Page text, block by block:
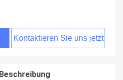
Kontaktieren Sie uns jetzt
Beschreibung